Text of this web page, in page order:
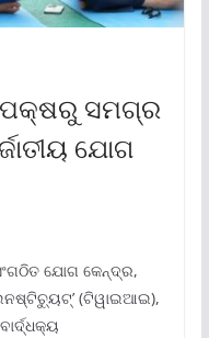
ସମଗ୍ର
ଯୋଗ
ଯୋଗ କେନ୍ଦ୍ର,
(ଟିୱାଇଆଇ),